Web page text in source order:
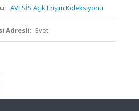
AVESİS Açık Erişim Koleksiyonu
Adresli: Evet